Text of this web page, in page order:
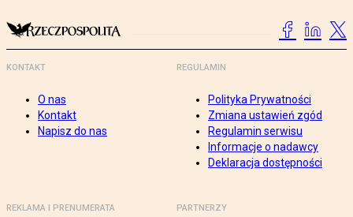
KONTAKT
O nas
Kontakt
Napisz do nas
REGULAMIN
Polityka Prywatności
Zmiana ustawień zgód
Regulamin serwisu
Informacje o nadawcy
Deklaracja dostępności
REKLAMA I PRENUMERATA PARTNERZY